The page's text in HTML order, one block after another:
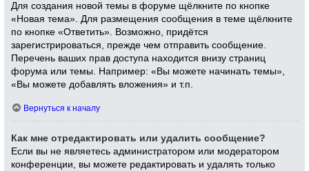
Для создания новой темы в форуме щёлкните по кнопке
«Новая тема». Для размещения сообщения в теме щёлкните
по кнопке «Ответить». Возможно, придётся
зарегистрироваться, прежде чем отправить сообщение.
Перечень ваших прав доступа находится внизу страниц
форума или темы. Например: «Вы можете начинать темы»,
«Вы можете добавлять вложения» и т.п.
Вернуться к началу
Как мне отредактировать или удалить сообщение?
Если вы не являетесь администратором или модератором
конференции, вы можете редактировать и удалять только